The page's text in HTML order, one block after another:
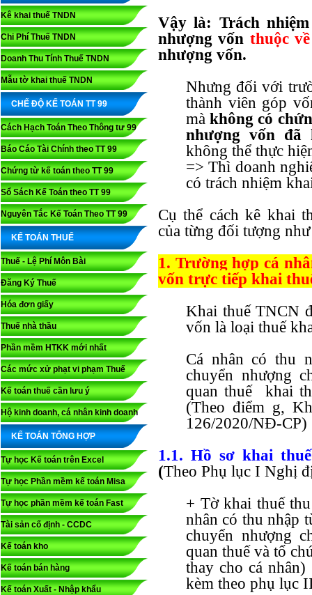
Kê khai thuế TNDN
Chi Phí Thuế TNDN
Doanh Thu Tính Thuế TNDN
Mẫu tờ khai thuế TNDN
CHẾ ĐỘ KẾ TOÁN TT 99
Cách Hạch Toán Theo Thông tư 99
Báo Cáo Tài Chính theo TT 99
Chứng từ kế toán theo TT 99
Sổ Sách Kế Toán theo TT 99
Nguyên Tắc Kế Toán Theo TT 99
KẾ TOÁN THUẾ
Thuế - Lệ Phí Môn Bài
Đăng Ký Thuế
Hóa đơn giấy
Thuế nhà thầu
Phần mềm HTKK mới nhất
Các mức xử phạt vi phạm Thuế
Kế toán thuế cần lưu ý
Hộ kinh doanh, cá nhân kinh doanh
KẾ TOÁN TỔNG HỢP
Tự học Kế toán trên Excel
Tự học Phần mềm kế toán Misa
Tự học phần mềm kế toán Fast
Tài sản cố định - CCDC
Kế toán kho
Kế toán bán hàng
Kế toán Xuất - Nhập khẩu
Vậy là: Trách
nhượng vốn thuộc
nhượng vốn.
Nhưng đối với
thành viên góp
màkhông có
nhượng vốn đã
không thể thực
=> Thì doanh
có trách nhiệm
Cụ thể cách kê khai
của từng đối tượng như
1. Trường hợp cá
vốn trực tiếp khai
Khai thuế TNCN
vốn là loại thuế
Cá nhân có thu
chuyển nhượng
quan thuế khai
(Theo điểm g,
126/2020/NĐ-CP)
1.1. Hồ sơ khai
(Theo Phụ lục I Nghị
+ Tờ khai thuế
nhân có thu nhập
chuyển nhượng
quan thuế và tổ
thay cho cá
kèm theo phụ lục